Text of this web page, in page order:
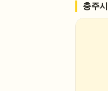
충주시